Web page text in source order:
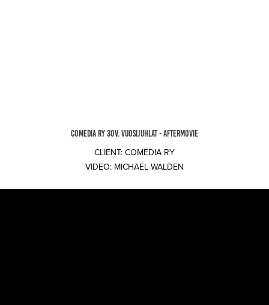
COMEDIA RY 30V. VUOSIJUHLAT - AFTERMOVIE
CLIENT: COMEDIA RY
VIDEO: MICHAEL WALDEN